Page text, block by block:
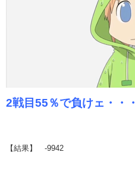
2戦目55％で負けェ・・・
【結果】 -9942